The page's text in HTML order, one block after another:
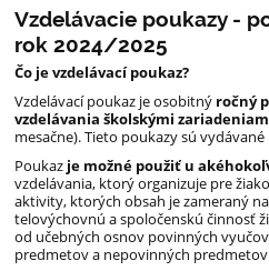
Vzdelávacie poukazy -
rok 2024/2025
Čo je vzdelávací poukaz?
Vzdelávací poukaz je osobitný ročný
vzdelávania školskými
mesačne). Tieto poukazy sú
Poukaz je možné použiť u
vzdelávania, ktorý organizuje pre
aktivity, ktorých obsah je zameraný
telovýchovnú a spoločenskú činnosť
od učebných osnov povinných
predmetov a nepovinných